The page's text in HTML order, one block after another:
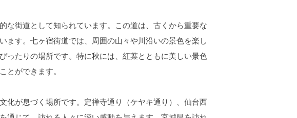
街道として知られています。この道は、古くから重要な
ます。七ヶ宿街道では、周囲の山々や川沿いの景色を楽し
ったりの場所です。特に秋には、紅葉とともに美しい景色
とができます。
が息づく場所です。定禅寺通り（ケヤキ通り）、仙台西